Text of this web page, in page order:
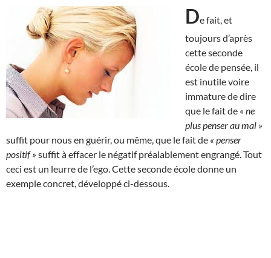
De fait, et
toujours d’après
cette seconde
école de pensée, il
est inutile voire
immature de dire
que le fait de « ne
plus penser au mal »
suffit pour nous en guérir, ou même, que le fait de « penser
positif » suffit à effacer le négatif préalablement engrangé. Tout
ceci est un leurre de l’ego. Cette seconde école donne un
exemple concret, développé ci-dessous.